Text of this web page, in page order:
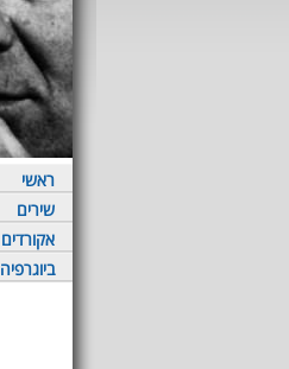
ראשי
שירים
אקורדים
ביוגרפיה